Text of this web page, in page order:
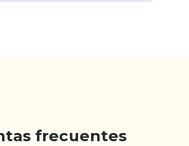
frecuentes